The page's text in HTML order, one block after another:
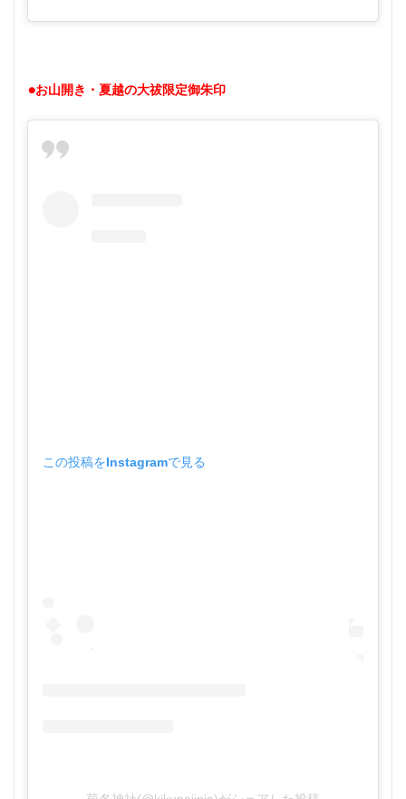
●お山開き・夏越の大祓限定御朱印
この投稿をInstagramで見る